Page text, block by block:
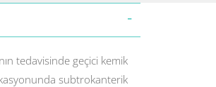
tedavisinde geçici kemik
subtrokanterik